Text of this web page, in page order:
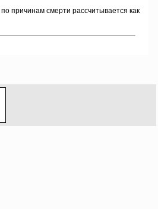
причинам смерти рассчитывается как